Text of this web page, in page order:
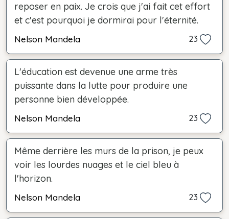
reposer en paix. Je crois que j'ai fait cet effort
et c'est pourquoi je dormirai pour l'éternité.
Nelson Mandela 23
L'éducation est devenue une arme très
puissante dans la lutte pour produire une
personne bien développée.
Nelson Mandela 23
Même derrière les murs de la prison, je peux
voir les lourdes nuages et le ciel bleu à
l'horizon.
Nelson Mandela 23